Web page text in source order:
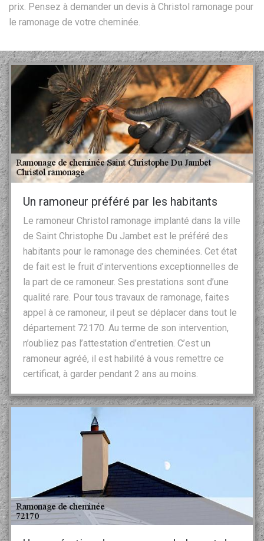
prix. Pensez à demander un devis à Christol ramonage pour
le ramonage de votre cheminée.
Un ramoneur préféré par les habitants
Le ramoneur Christol ramonage implanté dans la ville
de Saint Christophe Du Jambet est le préféré des
habitants pour le ramonage des cheminées. Cet état
de fait est le fruit d’interventions exceptionnelles de
la part de ce ramoneur. Ses prestations sont d’une
qualité rare. Pour tous travaux de ramonage, faites
appel à ce ramoneur, il peut se déplacer dans tout le
département 72170. Au terme de son intervention,
n’oubliez pas l’attestation d’entretien. C’est un
ramoneur agréé, il est habilité à vous remettre ce
certificat, à garder pendant 2 ans au moins.